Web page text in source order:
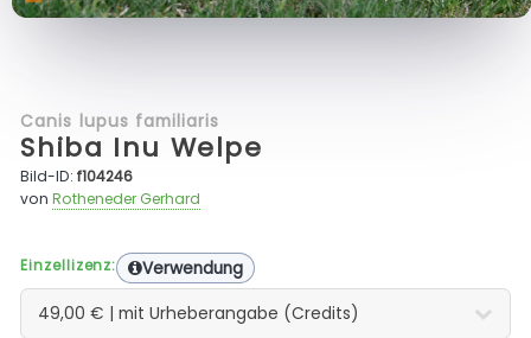
Canis lupus familiaris
Shiba Inu Welpe
Bild-ID:f104246
vonRotheneder Gerhard
Einzellizenz: Verwendung